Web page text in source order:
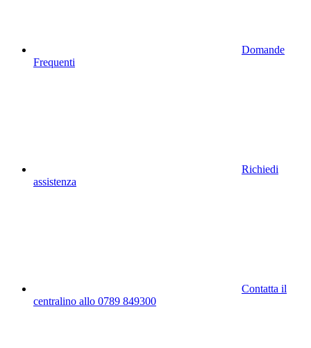
Domande
Frequenti
Richiedi
assistenza
Contatta il
centralino allo 0789 849300